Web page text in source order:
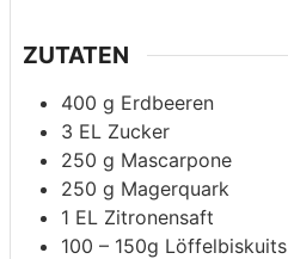
ZUTATEN
400 g Erdbeeren
3 EL Zucker
250 g Mascarpone
250 g Magerquark
1 EL Zitronensaft
100 – 150g Löffelbiskuits